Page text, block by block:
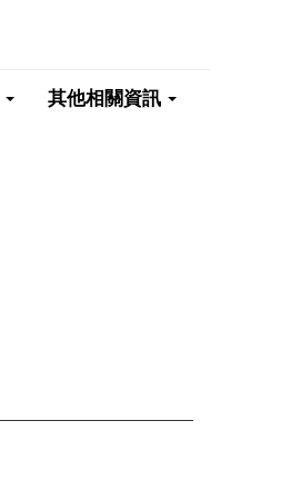
其他相關資訊